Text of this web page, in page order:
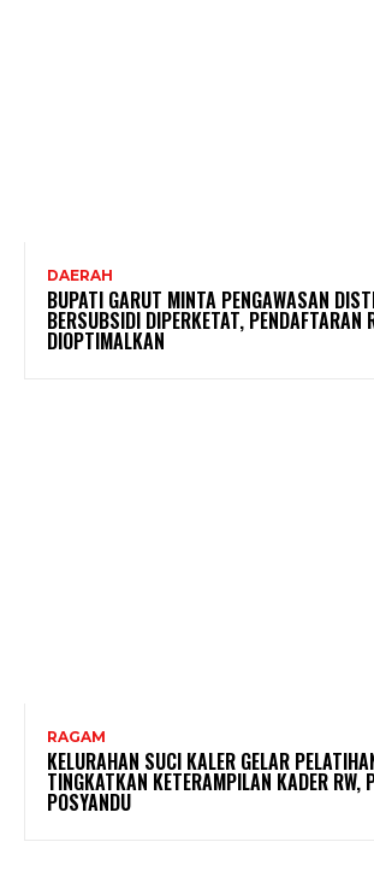
DAERAH
BUPATI GARUT MINTA PENGAWASAN
BERSUBSIDI DIPERKETAT, PENDAFTARAN
DIOPTIMALKAN
RAGAM
KELURAHAN SUCI KALER GELAR
TINGKATKAN KETERAMPILAN KADER RW,
POSYANDU